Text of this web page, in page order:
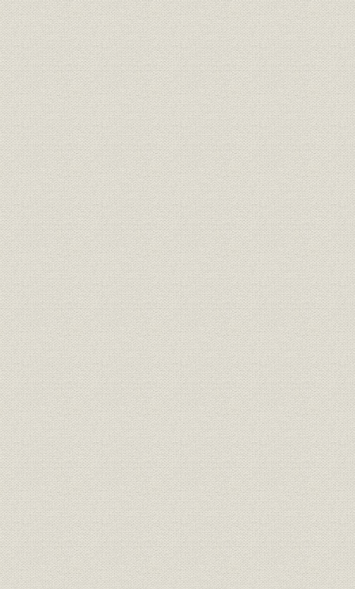
沿革;提携・合併
麻里布製油所の操業再開とカル
テックスとの提携
昭和24年
(1950年)9